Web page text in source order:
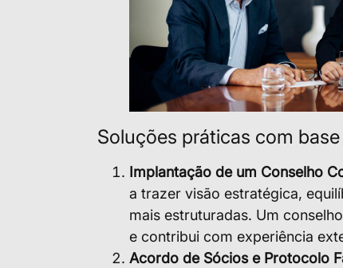
Soluções práticas com
Implantação de um Conselho
a trazer visão estratégica,
mais estruturadas. Um
e contribui com experiência
Acordo de Sócios e Protocolo